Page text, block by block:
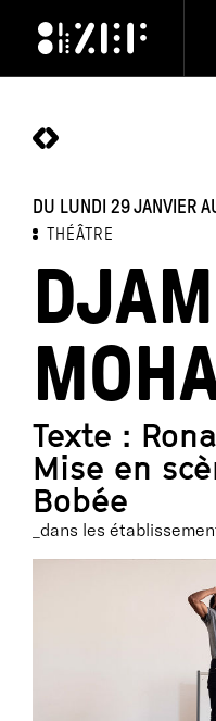
DU LUNDI 29 JANVIER
THÉÂTRE
Texte :
Mise en
Bobée
_dans les